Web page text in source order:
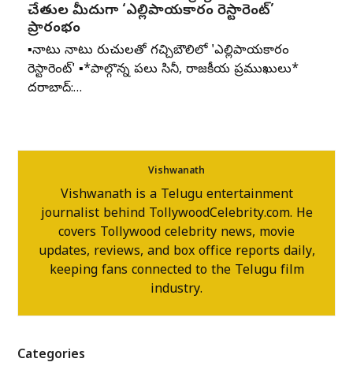
చేతుల మీదుగా ‘ఎల్లిపాయకారం రెస్టారెంట్’
ప్రారంభం
▪️నాటు నాటు రుచులతో గచ్చిబౌలిలో 'ఎల్లిపాయకారం
రెస్టారెంట్' ▪️*పాల్గొన్న పలు సినీ, రాజకీయ ప్రముఖులు*
హైదరాబాద్:…
Vishwanath
Vishwanath is a Telugu entertainment
journalist behind TollywoodCelebrity.com. He
covers Tollywood celebrity news, movie
updates, reviews, and box office reports daily,
keeping fans connected to the Telugu film
industry.
Categories